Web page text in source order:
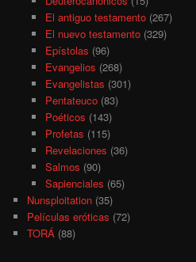
El antiguo testamento(267)
El nuevo testamento(329)
Epístolas (96)
Evangelios (268)
Evangelistas (301)
Pentateuco(83)
Poéticos (143)
Profetas (115)
Revelaciones (36)
Salmos (90)
Sapienciales (65)
Nunsploitation (35)
Películas eróticas (72)
TORÁ (88)